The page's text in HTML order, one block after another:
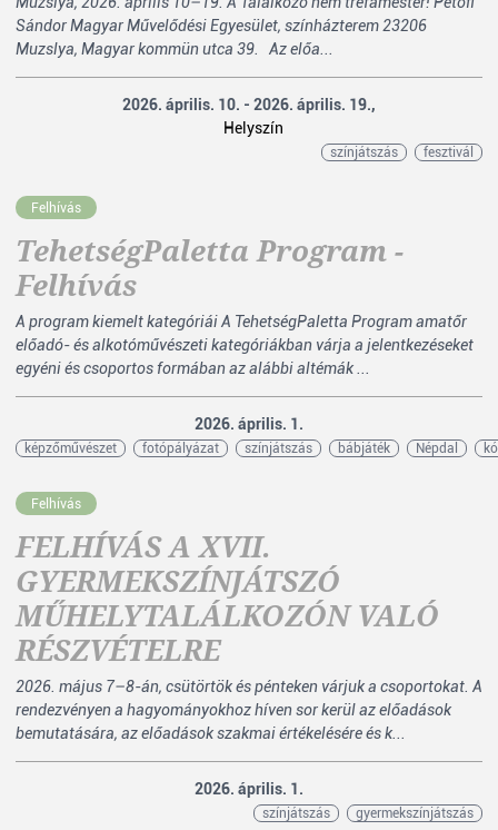
Sándor Magyar Művelődési Egyesület, színházterem 23206
Muzslya, Magyar kommün utca 39. Az előa...
2026. április. 10. - 2026. április. 19.,
Helyszín
színjátszás fesztivál
Felhívás
TehetségPaletta Program -
Felhívás
A program kiemelt kategóriái A TehetségPaletta Program amatőr
előadó- és alkotóművészeti kategóriákban várja a jelentkezéseket
egyéni és csoportos formában az alábbi altémák ...
2026. április. 1.
képzőművészet fotópályázat színjátszás bábjáték Népdal
Felhívás
FELHÍVÁS A XVII.
GYERMEKSZÍNJÁTSZÓ
MŰHELYTALÁLKOZÓN VALÓ
RÉSZVÉTELRE
2026. május 7–8-án, csütörtök és pénteken várjuk a csoportokat. A
rendezvényen a hagyományokhoz híven sor kerül az előadások
bemutatására, az előadások szakmai értékelésére és k...
2026. április. 1.
színjátszás gyermekszínjátszás